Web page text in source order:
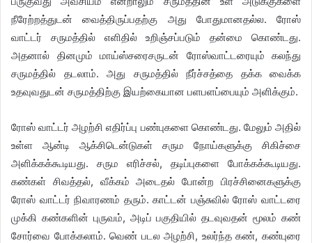
நீரேற்றத்துடன் வைத்திருப்பதற்கு அது போதுமானதல்ல. ரோஸ்
வாட்டர் சருமத்தில் எளிதில் உறிஞ்சப்படும் தன்மை கொண்டது.
அதனால் தினமும் மாய்ஸ்சரைசருடன் ரோஸ்வாட்டரையும் கலந்து
சருமத்தில் தடலாம். அது சருமத்தில் நீர்ச்சத்தை தக்க வைக்க
உதவுவதுடன் சருமத்திற்கு இயற்கையான பளபளப்பையும் அளிக்கும்.
ரோஸ் வாட்டர் அழற்சி எதிர்ப்பு பண்புகளை கொண்டது. மேலும் அதில்
உள்ள ஆன்டி ஆக்சிடென்டுகள் சரும நோய்களுக்கு சிகிச்சை
அளிக்கக்கூடியது. சரும எரிச்சல், தடிப்புகளை போக்கக்கூடியது.
கண்கள் சிவத்தல், வீக்கம் அடைதல் போன்ற பிரச்சினைகளுக்கு
ரோஸ் வாட்டர் நிவாரணம் தரும். காட்டன் பஞ்சுவில் ரோஸ் வாட்டரை
முக்கி கண்களின் புருவம், அடிப் பகுதியில் தடவுவதன் மூலம் கண்
சோர்வை போக்கலாம். வெண் படல அழற்சி, உலர்ந்த கண், கண்புரை